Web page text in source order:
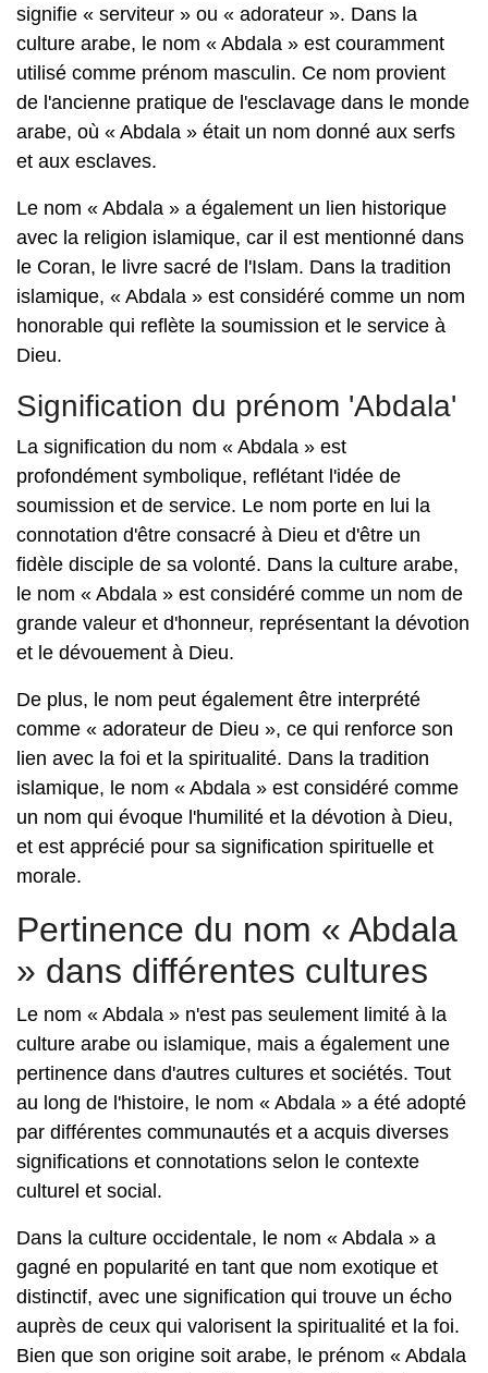
signifie « serviteur » ou « adorateur ». Dans la
culture arabe, le nom « Abdala » est couramment
utilisé comme prénom masculin. Ce nom provient
de l'ancienne pratique de l'esclavage dans le monde
arabe, où « Abdala » était un nom donné aux serfs
et aux esclaves.
Le nom « Abdala » a également un lien historique
avec la religion islamique, car il est mentionné dans
le Coran, le livre sacré de l'Islam. Dans la tradition
islamique, « Abdala » est considéré comme un nom
honorable qui reflète la soumission et le service à
Dieu.
Signification du prénom 'Abdala'
La signification du nom « Abdala » est
profondément symbolique, reflétant l'idée de
soumission et de service. Le nom porte en lui la
connotation d'être consacré à Dieu et d'être un
fidèle disciple de sa volonté. Dans la culture arabe,
le nom « Abdala » est considéré comme un nom de
grande valeur et d'honneur, représentant la dévotion
et le dévouement à Dieu.
De plus, le nom peut également être interprété
comme « adorateur de Dieu », ce qui renforce son
lien avec la foi et la spiritualité. Dans la tradition
islamique, le nom « Abdala » est considéré comme
un nom qui évoque l'humilité et la dévotion à Dieu,
et est apprécié pour sa signification spirituelle et
morale.
Pertinence du nom « Abdala
» dans différentes cultures
Le nom « Abdala » n'est pas seulement limité à la
culture arabe ou islamique, mais a également une
pertinence dans d'autres cultures et sociétés. Tout
au long de l'histoire, le nom « Abdala » a été adopté
par différentes communautés et a acquis diverses
significations et connotations selon le contexte
culturel et social.
Dans la culture occidentale, le nom « Abdala » a
gagné en popularité en tant que nom exotique et
distinctif, avec une signification qui trouve un écho
auprès de ceux qui valorisent la spiritualité et la foi.
Bien que son origine soit arabe, le prénom « Abdala